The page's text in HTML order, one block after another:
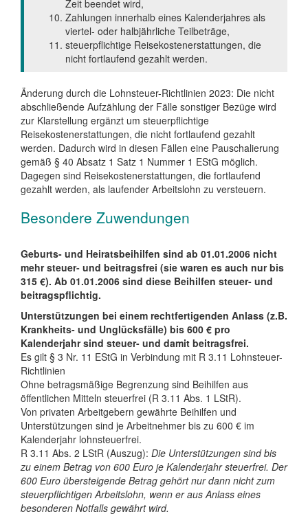
Zeit beendet wird,
Zahlungen innerhalb eines Kalenderjahres als
viertel- oder halbjährliche Teilbeträge,
steuerpflichtige Reisekostenerstattungen, die
nicht fortlaufend gezahlt werden.
Änderung durch die Lohnsteuer-Richtlinien 2023: Die nicht
abschließende Aufzählung der Fälle sonstiger Bezüge wird
zur Klarstellung ergänzt um steuerpflichtige
Reisekostenerstattungen, die nicht fortlaufend gezahlt
werden. Dadurch wird in diesen Fällen eine Pauschalierung
gemäß § 40 Absatz 1 Satz 1 Nummer 1 EStG möglich.
Dagegen sind Reisekostenerstattungen, die fortlaufend
gezahlt werden, als laufender Arbeitslohn zu versteuern.
Besondere Zuwendungen
Geburts- und Heiratsbeihilfen sind ab 01.01.2006 nicht
mehr steuer- und beitragsfrei (sie waren es auch nur bis
315 €). Ab 01.01.2006 sind diese Beihilfen steuer- und
beitragspflichtig.
Unterstützungen bei einem rechtfertigenden Anlass (z.B.
Krankheits- und Unglücksfälle) bis 600 € pro
Kalenderjahr sind steuer- und damit beitragsfrei.
Es gilt § 3 Nr. 11 EStG in Verbindung mit R 3.11 Lohnsteuer-
Richtlinien
Ohne betragsmäßige Begrenzung sind Beihilfen aus
öffentlichen Mitteln steuerfrei (R 3.11 Abs. 1 LStR).
Von privaten Arbeitgebern gewährte Beihilfen und
Unterstützungen sind je Arbeitnehmer bis zu 600 € im
Kalenderjahr lohnsteuerfrei.
R 3.11 Abs. 2 LStR (Auszug): Die Unterstützungen sind bis
zu einem Betrag von 600 Euro je Kalenderjahr steuerfrei. Der
600 Euro übersteigende Betrag gehört nur dann nicht zum
steuerpflichtigen Arbeitslohn, wenn er aus Anlass eines
besonderen Notfalls gewährt wird.